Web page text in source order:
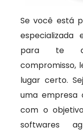
Se você está
especializada
para te
compromisso,
lugar certo.
uma empresa
com o
softwares